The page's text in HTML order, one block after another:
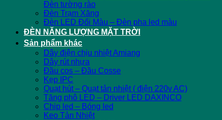
Đèn tường rào
Đèn Trạm Xăng
Đèn LED Đổi Màu – Đèn pha led màu
ĐÈN NĂNG LƯỢNG MẶT TRỜI
Sản phẩm khác
Dây điện chịu nhiệt Amiang
Dây rút nhựa
Đầu cos – Đầu Cosse
Kẹp IPC
Quạt hút – Quạt tản nhiệt ( điện 220v AC)
Tăng phô LED – Driver LED DAXINCO
Chip led – Bóng led
Keo Tản Nhiệt